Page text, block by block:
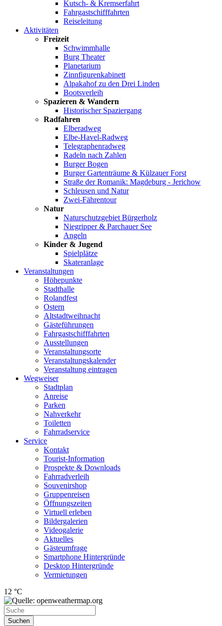
Kutsch- & Kremserfahrt
Fahrgastschifffahrten
Reiseleitung
Aktivitäten
Freizeit
Schwimmhalle
Burg Theater
Planetarium
Zinnfigurenkabinett
Alpakahof zu den Drei Linden
Bootsverleih
Spazieren & Wandern
Historischer Spaziergang
Radfahren
Elberadweg
Elbe-Havel-Radweg
Telegraphenradweg
Radeln nach Zahlen
Burger Bogen
Burger Gartenträume & Külzauer Forst
Straße der Romanik: Magdeburg - Jerichow
Schleusen und Natur
Zwei-Fährentour
Natur
Naturschutzgebiet Bürgerholz
Niegripper & Parchauer See
Angeln
Kinder & Jugend
Spielplätze
Skateranlage
Veranstaltungen
Höhepunkte
Stadthalle
Rolandfest
Ostern
Altstadtweihnacht
Gästeführungen
Fahrgastschifffahrten
Ausstellungen
Veranstaltungsorte
Veranstaltungskalender
Veranstaltung eintragen
Wegweiser
Stadtplan
Anreise
Parken
Nahverkehr
Toiletten
Fahrradservice
Service
Kontakt
Tourist-Information
Prospekte & Downloads
Fahrradverleih
Souvenirshop
Gruppenreisen
Öffnungszeiten
Virtuell erleben
Bildergalerien
Videogalerie
Aktuelles
Gästeumfrage
Smartphone Hintergründe
Desktop Hintergründe
Vermietungen
12 °C
Suchen